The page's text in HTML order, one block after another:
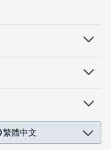
繁體中文